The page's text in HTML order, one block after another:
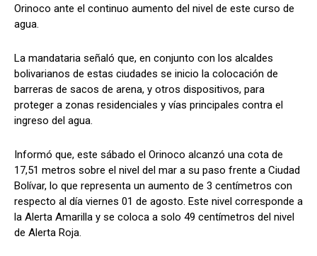
Orinoco ante el continuo aumento del nivel de este curso de
agua.
La mandataria señaló que, en conjunto con los alcaldes
bolivarianos de estas ciudades se inicio la colocación de
barreras de sacos de arena, y otros dispositivos, para
proteger a zonas residenciales y vías principales contra el
ingreso del agua.
Informó que, este sábado el Orinoco alcanzó una cota de
17,51 metros sobre el nivel del mar a su paso frente a Ciudad
Bolívar, lo que representa un aumento de 3 centímetros con
respecto al día viernes 01 de agosto. Este nivel corresponde a
la Alerta Amarilla y se coloca a solo 49 centímetros del nivel
de Alerta Roja.